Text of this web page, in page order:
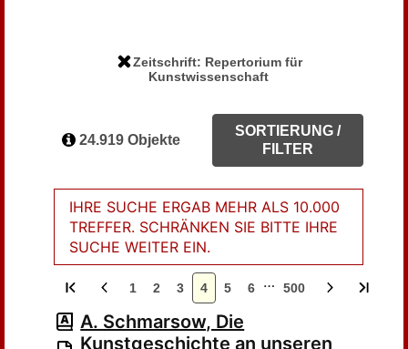
Zeitschrift: Repertorium für
Kunstwissenschaft
24.919 Objekte
SORTIERUNG /
FILTER
IHRE SUCHE ERGAB MEHR ALS 10.000
TREFFER. SCHRÄNKEN SIE BITTE IHRE
SUCHE WEITER EIN.
1 2 3 4 5 6 … 500
A. Schmarsow, Die
Kunstgeschichte an unseren